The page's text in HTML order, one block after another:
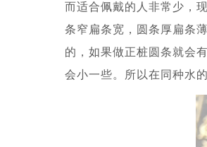
而适合佩戴的人非常少，
条窄扁条宽，圆条厚扁条
的，如果做正桩圆条就会
会小一些。所以在同种水